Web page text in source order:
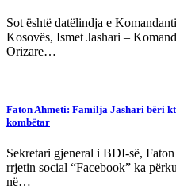
Sot është datëlindja e
Kosovës, Ismet Jashari –
Orizare…
Faton Ahmeti: Familja Jashari bëri
kombëtar
Sekretari gjeneral i BDI-së,
rrjetin social “Facebook” ka
në…